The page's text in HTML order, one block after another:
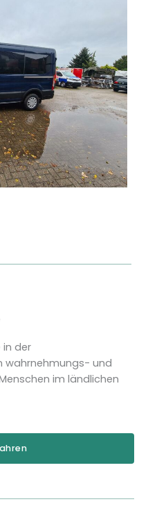
in der
wahrnehmungs- und
im ländlichen